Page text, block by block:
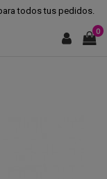
todos tus pedidos.
0